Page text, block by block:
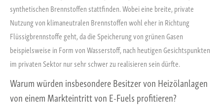
synthetischen Brennstoffen stattfinden. Wobei eine breite, private
Nutzung von klimaneutralen Brennstoffen wohl eher in Richtung
Flüssigbrennstoffe geht, da die Speicherung von grünen Gasen
beispielsweise in Form von Wasserstoff, nach heutigen Gesichtspunkten
im privaten Sektor nur sehr schwer zu realisieren sein dürfte.
Warum würden insbesondere Besitzer von Heizölanlagen
von einem Markteintritt von E-Fuels profitieren?